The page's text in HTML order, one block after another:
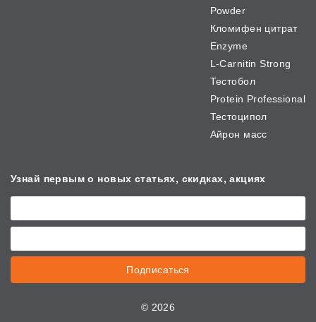
Powder
Кломифен цитрат
Enzyme
L-Carnitin Strong
Тестобол
Protein Professional
Тестоципол
Айрон масс
Узнай первым о новых статьях, скидках, акциях
Подписаться
© 2026